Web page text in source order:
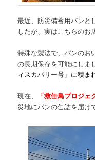
最近、防災備蓄用パンと
したが、実はこちらのお
特殊な製法で、パンのお
の長期保存を可能にしま
ィスカバリー号」に積ま
現在、 「救缶鳥プロジェ
災地にパンの缶詰を届け